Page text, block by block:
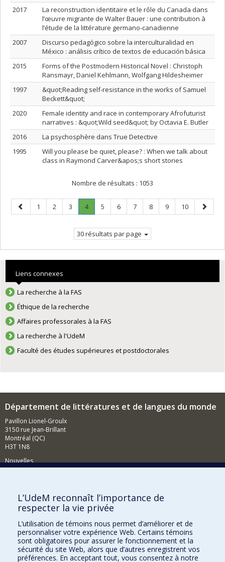
2017
La reconstruction identitaire et le rôle du Canada dans
l’œuvre migrante de Walter Bauer : une contribution à
l’étude de la littérature germano-canadienne
2007
Discurso pedagógico sobre la interculturalidad en
México : análisis crítico de textos de educación básica
2015
Forms of the Postmodern Historical Novel : Christoph
Ransmayr, Daniel Kehlmann, Wolfgang Hildesheimer
1997
&quot;Reading self-resistance in the works of Samuel
Beckett&quot;
2020
Female identity and race in contemporary Afrofuturist
narratives : &quot;Wild seed&quot; by Octavia E. Butler
2016
La psychosphère dans True Detective
1995
Will you please be quiet, please? : When we talk about
class in Raymond Carver&apos;s short stories
Nombre de résultats : 1053
Page
précédente
Page
1 Page
2 Page
3 Page
4.
Page
Page
5 Page
6 Page
7 Page
8 Page
9 Page
10
Page
30 résultats par page
Liens connexes
La recherche à la FAS
Éthique de la recherche
Affaires professorales à la FAS
La recherche à l'UdeM
Faculté des études supérieures et postdoctorales
Département de littératures et de langues du monde
Pavillon Lionel-Groulx
3150 rue Jean-Brillant
Montréal (QC)
H3T 1N8
Nouvelles
Comment soutenir le Département?
BESOIN D'AIDE?
Plan du site
Signaler une erreur
Accessibilité
L’UdeM reconnaît l’importance de
respecter la vie privée
L’utilisation de témoins nous permet d’améliorer et de
personnaliser votre expérience Web. Certains témoins
sont obligatoires pour assurer le fonctionnement et la
sécurité du site Web, alors que d’autres enregistrent vos
préférences. En acceptant tout, vous consentez à notre